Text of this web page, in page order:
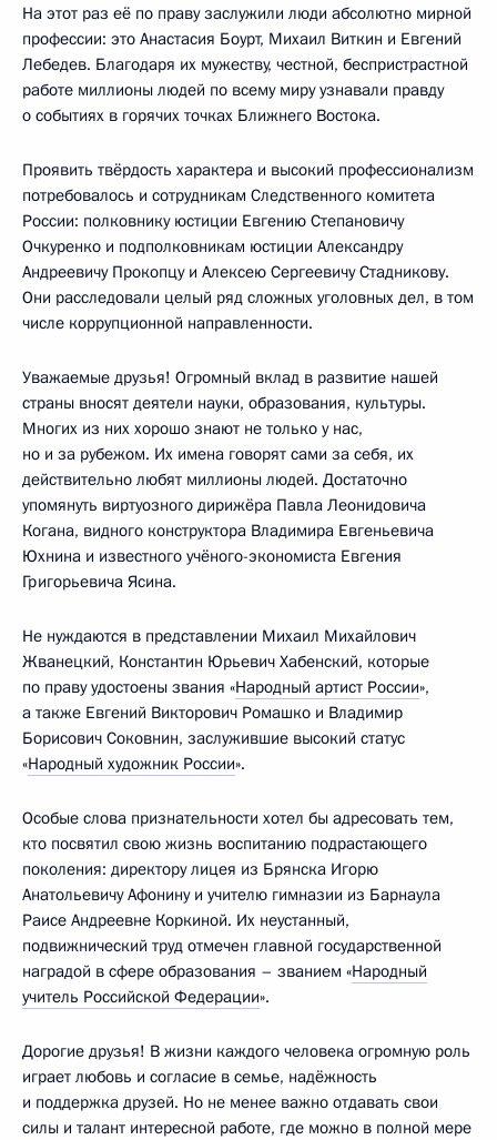
На этот раз её по праву заслужили люди абсолютно мирной
профессии: это Анастасия Боурт, Михаил Виткин и Евгений
Лебедев. Благодаря их мужеству, честной, беспристрастной
работе миллионы людей по всему миру узнавали правду
о событиях в горячих точках Ближнего Востока.
Проявить твёрдость характера и высокий профессионализм
потребовалось и сотрудникам Следственного комитета
России: полковнику юстиции Евгению Степановичу
Очкуренко и подполковникам юстиции Александру
Андреевичу Прокопцу и Алексею Сергеевичу Стадникову.
Они расследовали целый ряд сложных уголовных дел, в том
числе коррупционной направленности.
Уважаемые друзья! Огромный вклад в развитие нашей
страны вносят деятели науки, образования, культуры.
Многих из них хорошо знают не только у нас,
но и за рубежом. Их имена говорят сами за себя, их
действительно любят миллионы людей. Достаточно
упомянуть виртуозного дирижёра Павла Леонидовича
Когана, видного конструктора Владимира Евгеньевича
Юхнина и известного учёного-экономиста Евгения
Григорьевича Ясина.
Не нуждаются в представлении Михаил Михайлович
Жванецкий, Константин Юрьевич Хабенский, которые
по праву удостоены звания «Народный артист России»,
а также Евгений Викторович Ромашко и Владимир
Борисович Соковнин, заслужившие высокий статус
«Народный художник России».
Особые слова признательности хотел бы адресовать тем,
кто посвятил свою жизнь воспитанию подрастающего
поколения: директору лицея из Брянска Игорю
Анатольевичу Афонину и учителю гимназии из Барнаула
Раисе Андреевне Коркиной. Их неустанный,
подвижнический труд отмечен главной государственной
наградой в сфере образования – званием «Народный
учитель Российской Федерации».
Дорогие друзья! В жизни каждого человека огромную роль
играет любовь и согласие в семье, надёжность
и поддержка друзей. Но не менее важно отдавать свои
силы и талант интересной работе, где можно в полной мере